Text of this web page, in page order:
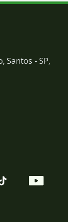
Santos - SP,